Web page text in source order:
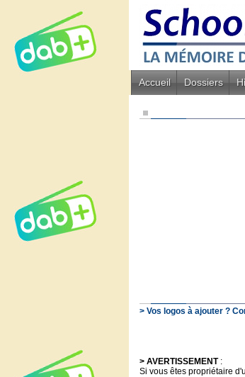
Accueil Dossiers
> Vos logos à ajouter ?
> AVERTISSEMENT:
Si vous êtes propriétaire